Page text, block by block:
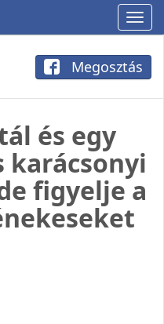
Megosztás
és egy
karácsonyi
figyelje a